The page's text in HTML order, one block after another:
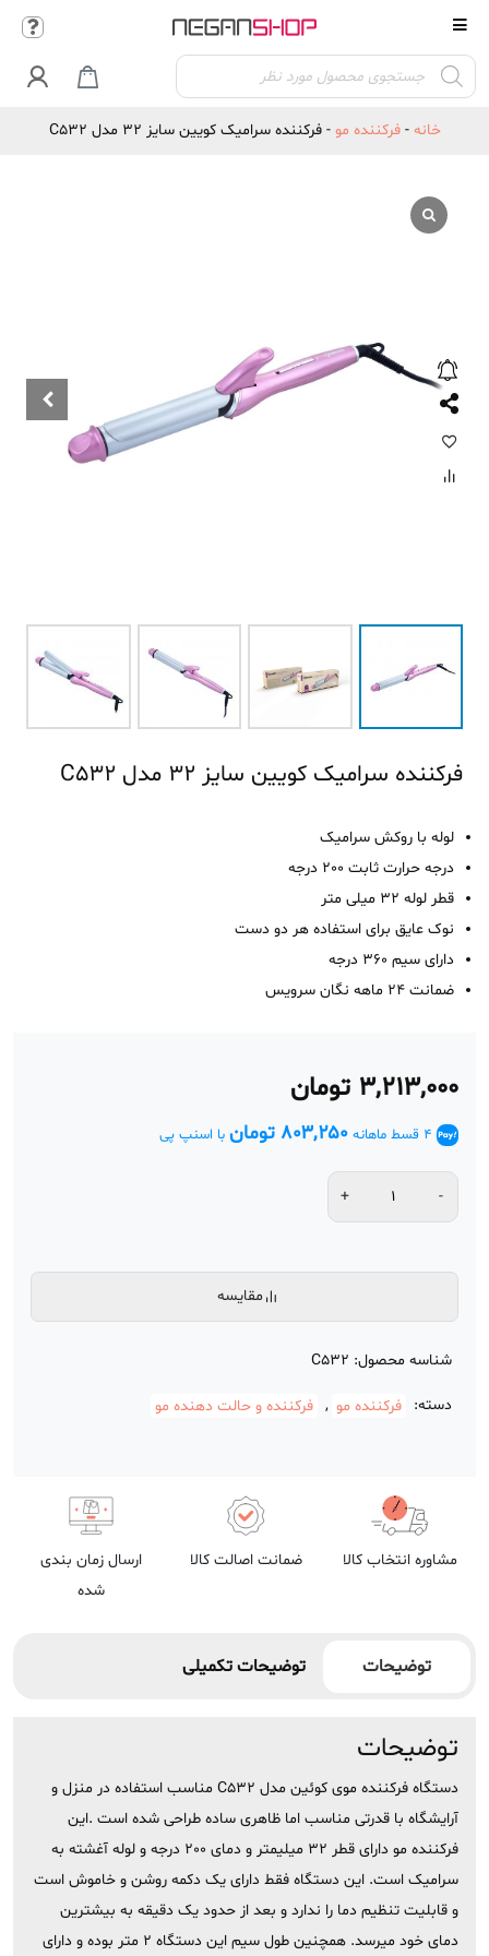
Products
search

خانه -فرکننده مو -فرکننده سرامیک کویین سایز 32 مدل C532
فرکننده سرامیک کویین سایز 32 مدل C532
لوله با روکش سرامیک
درجه حرارت ثابت 200 درجه
قطر لوله 32 میلی متر
نوک عایق برای استفاده هر دو دست
دارای سیم 360 درجه
ضمانت 24 ماهه نگان سرویس
۳,۲۱۳,۰۰۰ تومان
4 قسط ماهانه ۸۰۳,۲۵۰ تومان با اسنپ پی
مقایسه
شناسه محصول: C532
دسته: فرکننده مو , فرکننده و حالت دهنده مو
مشاوره انتخاب کالا ضمانت اصالت کالا
ارسال زمان بندی
شده
توضیحات توضیحات تکمیلی
توضیحات
دستگاه فرکننده موی کوئین مدل C532 مناسب استفاده در منزل و
آرایشگاه با قدرتی مناسب اما ظاهری ساده طراحی شده است .این
فرکننده مو دارای قطر 32 میلیمتر و دمای 200 درجه و لوله آغشته به
سرامیک است. این دستگاه فقط دارای یک دکمه روشن و خاموش است
و قابلیت تنظیم دما را ندارد و بعد از حدود یک دقیقه به بیشترین
دمای خود میرسد. همچنین طول سیم این دستگاه 2 متر بوده و دارای